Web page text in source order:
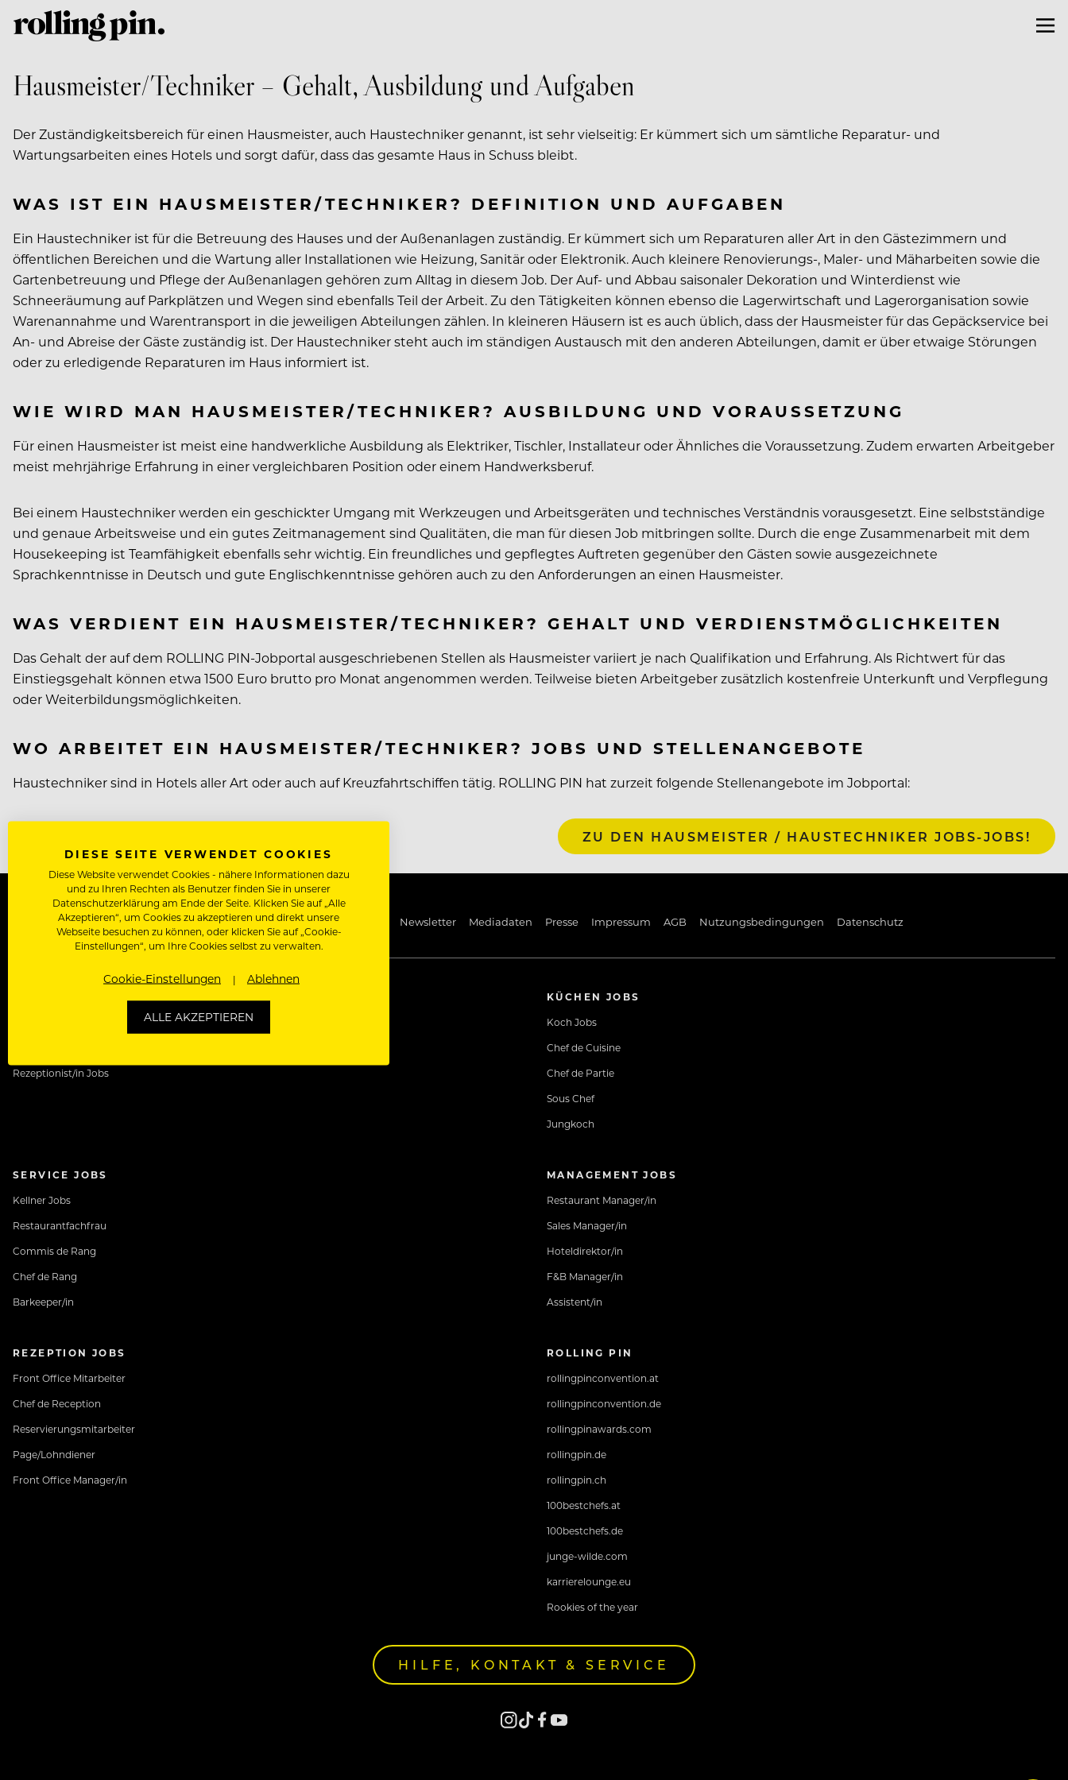
Hausmeister/Techniker – Gehalt, Ausbildung und Aufgaben
Der Zuständigkeitsbereich für einen Hausmeister, auch Haustechniker genannt, ist sehr vielseitig: Er kümmert sich um sämtliche Reparatur- und
Wartungsarbeiten eines Hotels und sorgt dafür, dass das gesamte Haus in Schuss bleibt.
WAS IST EIN HAUSMEISTER/TECHNIKER? DEFINITION UND AUFGABEN
Ein Haustechniker ist für die Betreuung des Hauses und der Außenanlagen zuständig. Er kümmert sich um Reparaturen aller Art in den Gästezimmern und
öffentlichen Bereichen und die Wartung aller Installationen wie Heizung, Sanitär oder Elektronik. Auch kleinere Renovierungs-, Maler- und Mäharbeiten sowie die
Gartenbetreuung und Pflege der Außenanlagen gehören zum Alltag in diesem Job. Der Auf- und Abbau saisonaler Dekoration und Winterdienst wie
Schneeräumung auf Parkplätzen und Wegen sind ebenfalls Teil der Arbeit. Zu den Tätigkeiten können ebenso die Lagerwirtschaft und Lagerorganisation sowie
Warenannahme und Warentransport in die jeweiligen Abteilungen zählen. In kleineren Häusern ist es auch üblich, dass der Hausmeister für das Gepäckservice bei
An- und Abreise der Gäste zuständig ist. Der Haustechniker steht auch im ständigen Austausch mit den anderen Abteilungen, damit er über etwaige Störungen
oder zu erledigende Reparaturen im Haus informiert ist.
WIE WIRD MAN HAUSMEISTER/TECHNIKER? AUSBILDUNG UND VORAUSSETZUNG
Für einen Hausmeister ist meist eine handwerkliche Ausbildung als Elektriker, Tischler, Installateur oder Ähnliches die Voraussetzung. Zudem erwarten Arbeitgeber
meist mehrjährige Erfahrung in einer vergleichbaren Position oder einem Handwerksberuf.
Bei einem Haustechniker werden ein geschickter Umgang mit Werkzeugen und Arbeitsgeräten und technisches Verständnis vorausgesetzt. Eine selbstständige
und genaue Arbeitsweise und ein gutes Zeitmanagement sind Qualitäten, die man für diesen Job mitbringen sollte. Durch die enge Zusammenarbeit mit dem
Housekeeping ist Teamfähigkeit ebenfalls sehr wichtig. Ein freundliches und gepflegtes Auftreten gegenüber den Gästen sowie ausgezeichnete
Sprachkenntnisse in Deutsch und gute Englischkenntnisse gehören auch zu den Anforderungen an einen Hausmeister.
WAS VERDIENT EIN HAUSMEISTER/TECHNIKER? GEHALT UND VERDIENSTMÖGLICHKEITEN
Das Gehalt der auf dem ROLLING PIN-Jobportal ausgeschriebenen Stellen als Hausmeister variiert je nach Qualifikation und Erfahrung. Als Richtwert für das
Einstiegsgehalt können etwa 1500 Euro brutto pro Monat angenommen werden. Teilweise bieten Arbeitgeber zusätzlich kostenfreie Unterkunft und Verpflegung
oder Weiterbildungsmöglichkeiten.
WO ARBEITET EIN HAUSMEISTER/TECHNIKER? JOBS UND STELLENANGEBOTE
Haustechniker sind in Hotels aller Art oder auch auf Kreuzfahrtschiffen tätig. ROLLING PIN hat zurzeit folgende Stellenangebote im Jobportal:
ZU DEN HAUSMEISTER / HAUSTECHNIKER JOBS-JOBS!
Kontakt About Arbeiten bei Rolling Pin Newsletter Mediadaten Presse Impressum AGB Nutzungsbedingungen Datenschutz
Rezeptionist/in Jobs
KÜCHEN JOBS
Koch Jobs
Chef de Cuisine
Chef de Partie
Sous Chef
Jungkoch
SERVICE JOBS
Kellner Jobs
Restaurantfachfrau
Commis de Rang
Chef de Rang
Barkeeper/in
MANAGEMENT JOBS
Restaurant Manager/in
Sales Manager/in
Hoteldirektor/in
F&B Manager/in
Assistent/in
REZEPTION JOBS
Front Office Mitarbeiter
Chef de Reception
Reservierungsmitarbeiter
Page/Lohndiener
Front Office Manager/in
ROLLING PIN
rollingpinconvention.at
rollingpinconvention.de
rollingpinawards.com
rollingpin.de
rollingpin.ch
100bestchefs.at
100bestchefs.de
junge-wilde.com
karrierelounge.eu
Rookies of the year
HILFE, KONTAKT & SERVICE
DIESE SEITE VERWENDET COOKIES
Diese Website verwendet Cookies - nähere Informationen dazu
und zu Ihren Rechten als Benutzer finden Sie in unserer
Datenschutzerklärung am Ende der Seite. Klicken Sie auf „Alle
Akzeptieren“, um Cookies zu akzeptieren und direkt unsere
Webseite besuchen zu können, oder klicken Sie auf „Cookie-
Einstellungen“, um Ihre Cookies selbst zu verwalten.
Cookie-Einstellungen Ablehnen
ALLE AKZEPTIEREN